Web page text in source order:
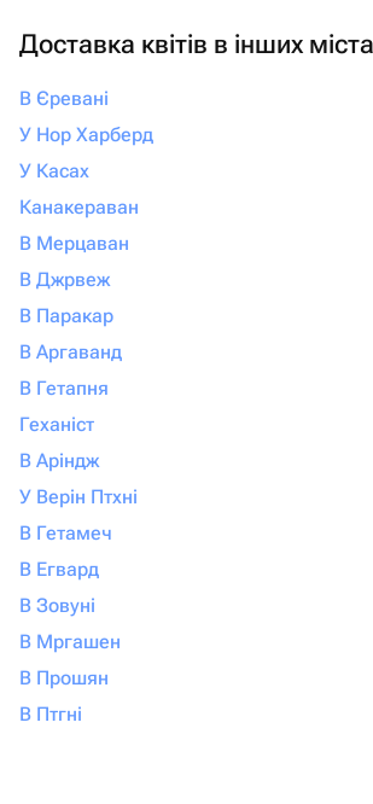
Доставка квітів в інших
В Єревані
У Нор Харберд
У Касах
Канакераван
В Мерцаван
В Джрвеж
В Паракар
В Аргаванд
В Гетапня
Геханіст
В Аріндж
У Верін Птхні
В Гетамеч
В Егвард
В Зовуні
В Мргашен
В Прошян
В Птгні